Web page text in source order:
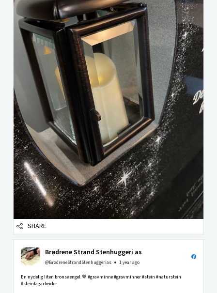
SHARE
Brødrene Strand Stenhuggeri as
@BrødreneStrandStenhuggerias 1 year ago
En nydelig liten bronse engel.🤎 #gravminne #gravminner #stein #naturstein
#steinfagarbeider